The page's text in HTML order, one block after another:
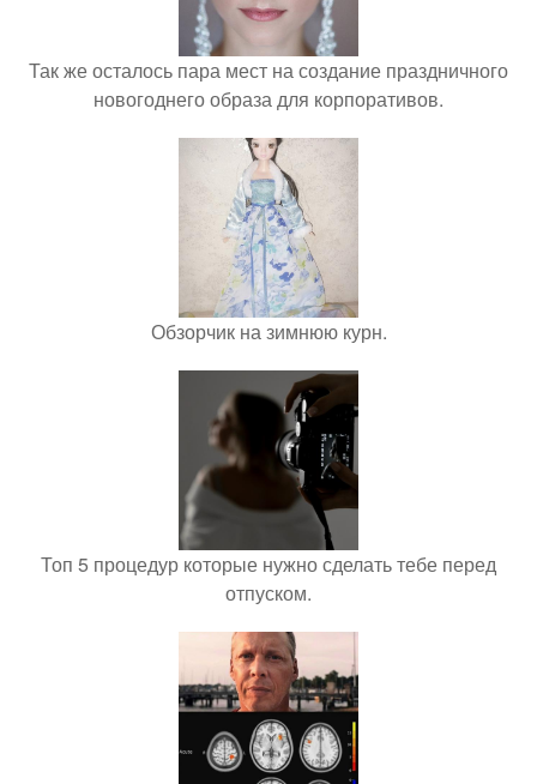
Так же осталось пара мест на создание праздничного
новогоднего образа для корпоративов.
Обзорчик на зимнюю курн.
Топ 5 процедур которые нужно сделать тебе перед
отпуском.